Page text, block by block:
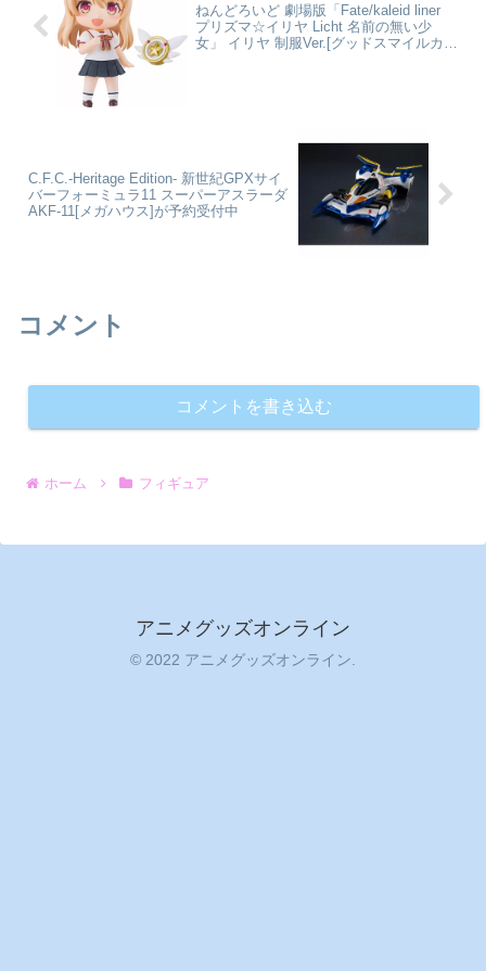
ねんどろいど 劇場版「Fate/kaleid liner
プリズマ☆イリヤ Licht 名前の無い少
女」 イリヤ 制服Ver.[グッドスマイルカン
C.F.C.-Heritage Edition- 新世紀GPXサイ
バーフォーミュラ11 スーパーアスラーダ
AKF-11[メガハウス]が予約受付中
コメント
コメントを書き込む
ホーム フィギュア
アニメグッズオンライン
© 2022 アニメグッズオンライン.